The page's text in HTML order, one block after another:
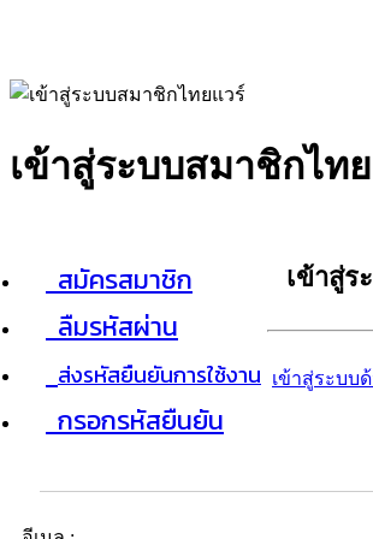
เข้าสู่ระบบสมาชิกไท
สมัครสมาชิก
ลืมรหัสผ่าน
ส่งรหัสยืนยันการใช้งาน
กรอกรหัสยืนยัน
เข้าสู่ร
เข้าสู่ระบบด้